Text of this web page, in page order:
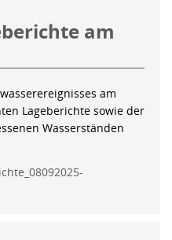
am
am
Lageberichte sowie der
Wasserständen